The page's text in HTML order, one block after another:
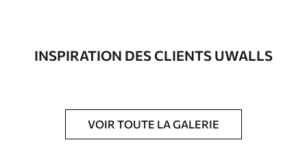
Finition Semi-mate
Vernis protecteur et/ou colle pour
INSPIRATION DES CLIENTS UWALLS
VOIR TOUTE LA GALERIE